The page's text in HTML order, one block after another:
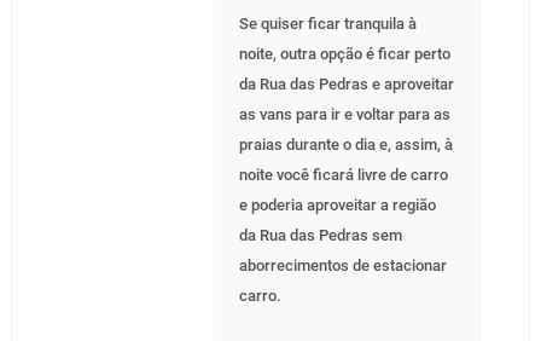
Se quiser ficar tranquila à
noite, outra opção é ficar perto
da Rua das Pedras e aproveitar
as vans para ir e voltar para as
praias durante o dia e, assim, à
noite você ficará livre de carro
e poderia aproveitar a região
da Rua das Pedras sem
aborrecimentos de estacionar
carro.